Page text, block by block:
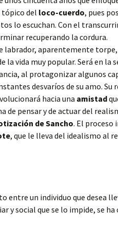
tópico del loco-cuerdo, pues
lo escuchan. Con el
recuperando la cordura.
labrador, aparentemente
la vida muy popular. Será en la
al protagonizar algunos
desvaríos de su amo. Su
hacia una amistad
de pensar y de actuar del
de Sancho. El proceso
, que le lleva del idealismo al
entre un individuo que desea
y social que se lo impide, se